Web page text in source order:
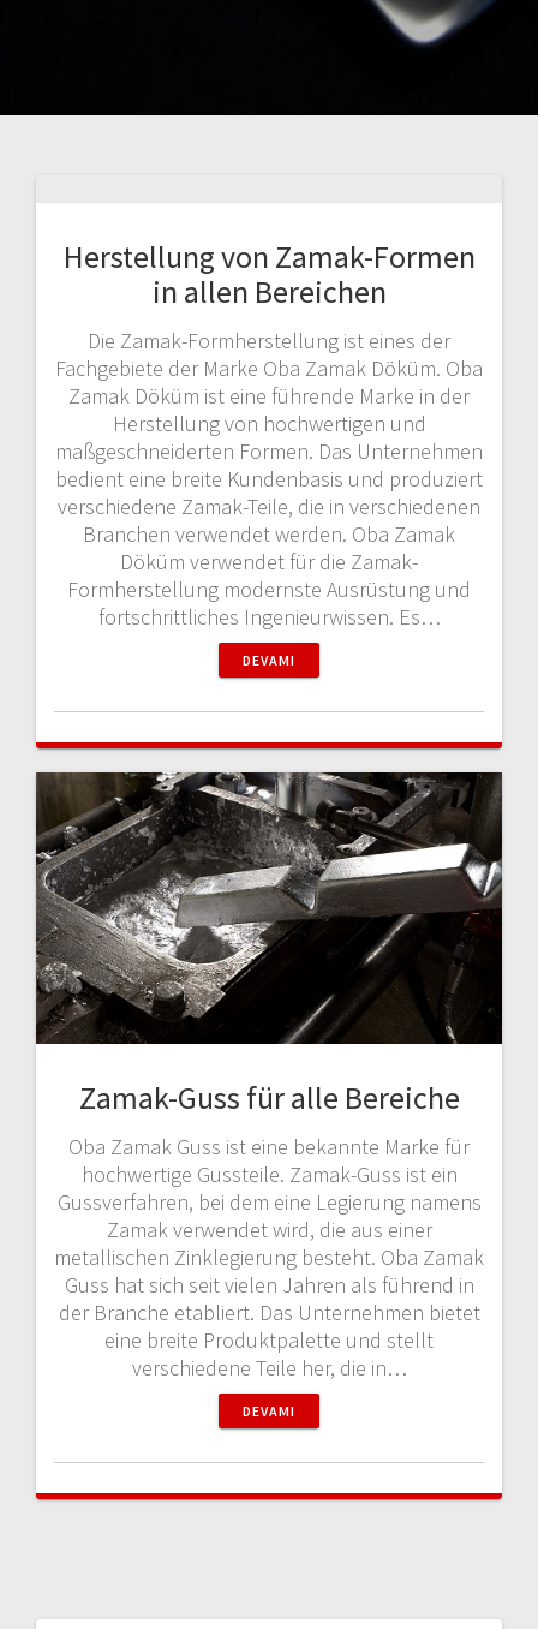
Herstellung von Zamak-Formen
in allen Bereichen
Die Zamak-Formherstellung ist eines der
Fachgebiete der Marke Oba Zamak Döküm. Oba
Zamak Döküm ist eine führende Marke in der
Herstellung von hochwertigen und
maßgeschneiderten Formen. Das Unternehmen
bedient eine breite Kundenbasis und produziert
verschiedene Zamak-Teile, die in verschiedenen
Branchen verwendet werden. Oba Zamak
Döküm verwendet für die Zamak-
Formherstellung modernste Ausrüstung und
fortschrittliches Ingenieurwissen. Es…
DEVAMI
Zamak-Guss für alle Bereiche
Oba Zamak Guss ist eine bekannte Marke für
hochwertige Gussteile. Zamak-Guss ist ein
Gussverfahren, bei dem eine Legierung namens
Zamak verwendet wird, die aus einer
metallischen Zinklegierung besteht. Oba Zamak
Guss hat sich seit vielen Jahren als führend in
der Branche etabliert. Das Unternehmen bietet
eine breite Produktpalette und stellt
verschiedene Teile her, die in…
DEVAMI